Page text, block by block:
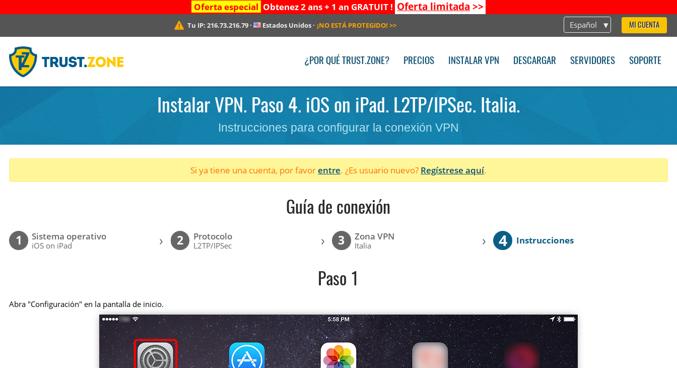
Oferta especial Obtenez 2 ans + 1 an GRATUIT ! Oferta limitada >>
Español MI CUENTA
Tu IP:216.73.216.79 · Estados Unidos · ¡NO ESTÁ PROTEGIDO! >>
¿POR QUÉ TRUST.ZONE? PRECIOS INSTALAR VPN DESCARGAR SERVIDORES SOPORTE
Instalar VPN. Paso 4. iOS on iPad. L2TP/IPSec. Italia.
Instrucciones para configurar la conexión VPN
Si ya tiene una cuenta, por favorentre. ¿Es usuario nuevo? Regístrese aquí.
Guía de conexión
1 Sistema operativo
iOS on iPad › 2 Protocolo
L2TP/IPSec › 3 Zona VPN
Italia › 4 Instrucciones
Paso 1
Abra "Configuración" en la pantalla de inicio.